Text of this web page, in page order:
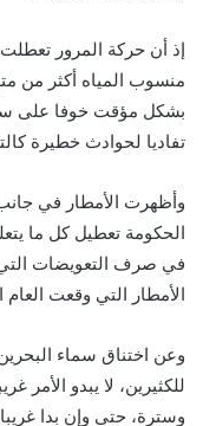
إذ أن حركة المرور
منسوب المياه أكثر من
بشكل مؤقت خوفا على
تفاديا لحوادث خطيرة
وأظهرت الأمطار في جانب
الحكومة تعطيل كل ما
في صرف التعويضات
الأمطار التي وقعت
وعن اختناق سماء
للكثيرين، لا يبدو الأمر
وسترة، حتى وإن بدا